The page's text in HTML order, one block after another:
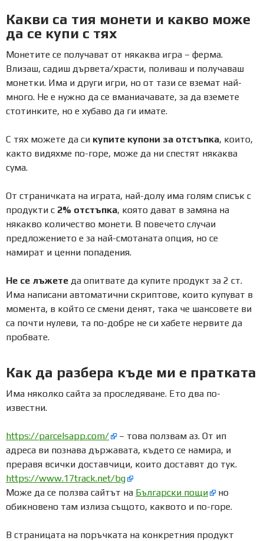
Какви са тия монети и какво може
да се купи с тях
Монетите се получават от някаква игра – ферма.
Влизаш, садиш дървета/храсти, поливаш и получаваш
монетки. Има и други игри, но от тази се вземат най-
много. Не е нужно да се вманиачавате, за да вземете
стотинките, но е хубаво да ги имате.
С тях можете да си купите купони за отстъпка, които,
както видяхме по-горе, може да ни спестят някаква
сума.
От страничката на играта, най-долу има голям списък с
продукти с 2% отстъпка, която дават в замяна на
някакво количество монети. В повечето случаи
предложението е за най-смотаната опция, но се
намират и ценни попадения.
Не се лъжете да опитвате да купите продукт за 2 ст.
Има написани автоматични скриптове, които купуват в
момента, в който се смени денят, така че шансовете ви
са почти нулеви, та по-добре не си хабете нервите да
пробвате.
Как да разбера къде ми е пратката
Има няколко сайта за проследяване. Ето два по-
известни.
https://parcelsapp.com/
– това ползвам аз. От ип
адреса ви познава държавата, където се намира, и
преравя всички доставчици, които доставят до тук.
https://www.17track.net/bg
Може да се ползва сайтът на Български пощи
но
обикновено там излиза същото, каквото и по-горе.
В страницата на поръчката на конкретния продукт